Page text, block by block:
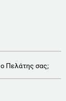
Πελάτης σας;